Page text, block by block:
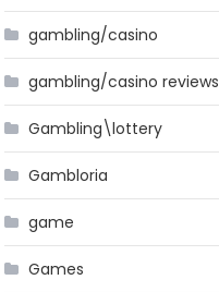
gambling/casino
gambling/casino reviews
Gambling\lottery
Gambloria
game
Games